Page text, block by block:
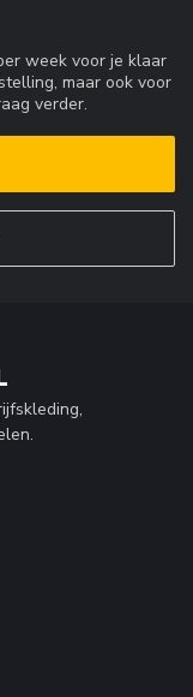
week voor je klaar
maar ook voor
verder.